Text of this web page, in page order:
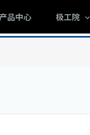
产品中心 极工院